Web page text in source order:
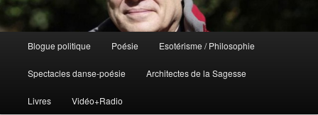
Aller
au
contenu
Aller
au
contenu
Blogue politique Poésie Esotérisme / Philosophie
Spectacles danse-poésie Architectes de la Sagesse
Livres Vidéo+Radio